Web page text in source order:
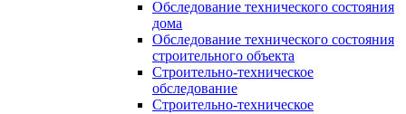
Обследование технического состояния
дома
Обследование технического состояния
строительного объекта
Строительно-техническое
обследование
Строительно-техническое